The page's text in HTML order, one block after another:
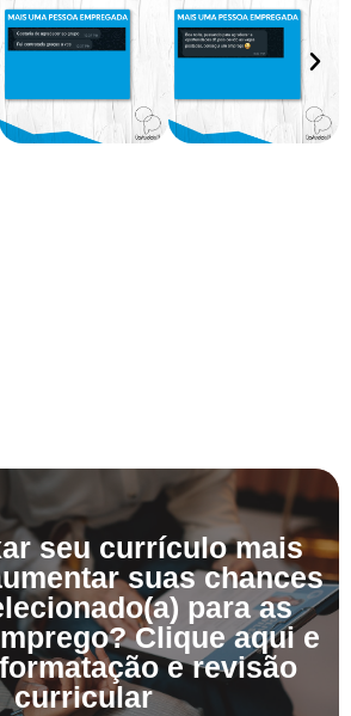
seu currículo mais
suas chances
para as
Clique aqui e
e revisão
curricular